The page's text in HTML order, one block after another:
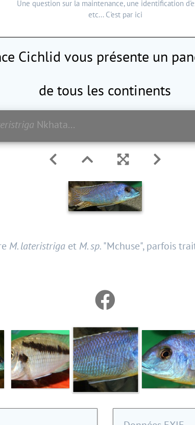
Une question sur la maintenance, une identification
etc... C'est par ici
Cichlid vous présente un
de tous les continents
Nkhata Bay mâle
M. lateristriga et M. sp. "Mchuse", parfois